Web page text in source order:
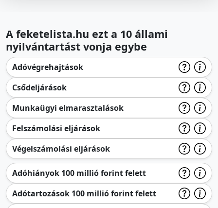
A feketelista.hu ezt a 10 állami
nyilvántartást vonja egybe
Adóvégrehajtások
Csődeljárások
Munkaügyi elmarasztalások
Felszámolási eljárások
Végelszámolási eljárások
Adóhiányok 100 millió forint felett
Adótartozások 100 millió forint felett